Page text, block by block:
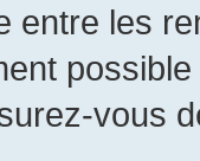
entre les
vous